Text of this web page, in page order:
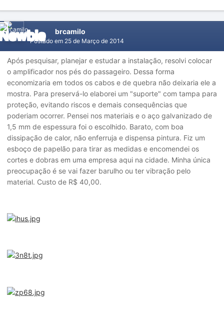
brcamilo
Postado em 25 de Março de 2014
Após pesquisar, planejar e estudar a instalação, resolvi colocar
o amplificador nos pés do passageiro. Dessa forma
economizaria em todos os cabos e de quebra não deixaria ele a
mostra. Para preservá-lo elaborei um "suporte" com tampa para
proteção, evitando riscos e demais consequências que
poderiam ocorrer. Pensei nos materiais e o aço galvanizado de
1,5 mm de espessura foi o escolhido. Barato, com boa
dissipação de calor, não enferruja e dispensa pintura. Fiz um
esboço de papelão para tirar as medidas e encomendei os
cortes e dobras em uma empresa aqui na cidade. Minha única
preocupação é se vai fazer barulho ou ter vibração pelo
material. Custo de R$ 40,00.